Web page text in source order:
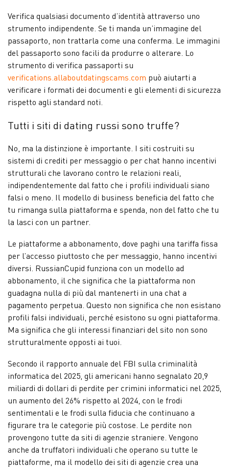
Verifica qualsiasi documento d’identità attraverso uno
strumento indipendente. Se ti manda un’immagine del
passaporto, non trattarla come una conferma. Le immagini
del passaporto sono facili da produrre o alterare. Lo
strumento di verifica passaporti su
verifications.allaboutdatingscams.com può aiutarti a
verificare i formati dei documenti e gli elementi di sicurezza
rispetto agli standard noti.
Tutti i siti di dating russi sono truffe?
No, ma la distinzione è importante. I siti costruiti su
sistemi di crediti per messaggio o per chat hanno incentivi
strutturali che lavorano contro le relazioni reali,
indipendentemente dal fatto che i profili individuali siano
falsi o meno. Il modello di business beneficia del fatto che
tu rimanga sulla piattaforma e spenda, non del fatto che tu
la lasci con un partner.
Le piattaforme a abbonamento, dove paghi una tariffa fissa
per l’accesso piuttosto che per messaggio, hanno incentivi
diversi. RussianCupid funziona con un modello ad
abbonamento, il che significa che la piattaforma non
guadagna nulla di più dal mantenerti in una chat a
pagamento perpetua. Questo non significa che non esistano
profili falsi individuali, perché esistono su ogni piattaforma.
Ma significa che gli interessi finanziari del sito non sono
strutturalmente opposti ai tuoi.
Secondo il rapporto annuale del FBI sulla criminalità
informatica del 2025, gli americani hanno segnalato 20,9
miliardi di dollari di perdite per crimini informatici nel 2025,
un aumento del 26% rispetto al 2024, con le frodi
sentimentali e le frodi sulla fiducia che continuano a
figurare tra le categorie più costose. Le perdite non
provengono tutte da siti di agenzie straniere. Vengono
anche da truffatori individuali che operano su tutte le
piattaforme, ma il modello dei siti di agenzie crea una